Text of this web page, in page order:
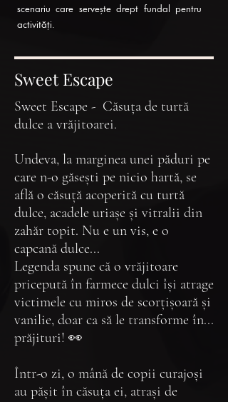
scenariu care servește drept fundal pentru
activități.
Sweet Escape
Sweet Escape - Căsuța de turtă
dulce a vrăjitoarei.
Undeva, la marginea unei păduri pe
care n-o găsești pe nicio hartă, se
află o căsuță acoperită cu turtă
dulce, acadele uriașe și vitralii din
zahăr topit. Nu e un vis, e o
capcană dulce...
Legenda spune că o vrăjitoare
pricepută în farmece dulci își atrage
victimele cu miros de scorțișoară și
vanilie, doar ca să le transforme în...
prăjituri! 👀
Într-o zi, o mână de copii curajoși
au pășit în căsuța ei, atrași de